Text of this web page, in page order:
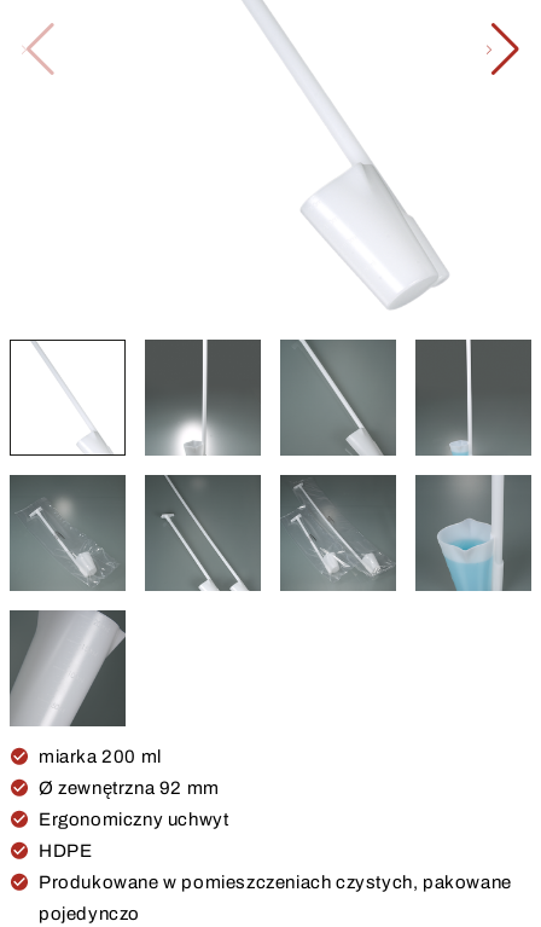
miarka 200 ml
Ø zewnętrzna 92 mm
Ergonomiczny uchwyt
HDPE
Produkowane w pomieszczeniach czystych, pakowane
pojedynczo